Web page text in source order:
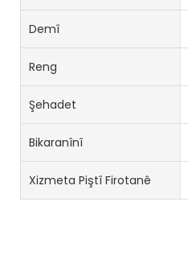
Demî
Reng
Şehadet
Bikaranînî
Xizmeta Piştî Firotanê